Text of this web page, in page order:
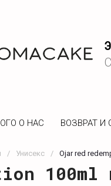
О НАС ВОЗВРАТ И
/ Унисекс / Ojar red
100ml